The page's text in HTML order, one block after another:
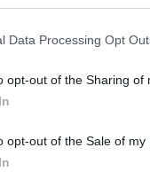
Data Processing Opt
opt-out of the Sharing of
opt-out of the Sale of my
να επέμενε να
ξέρεις ότι θα
στούντιο θα